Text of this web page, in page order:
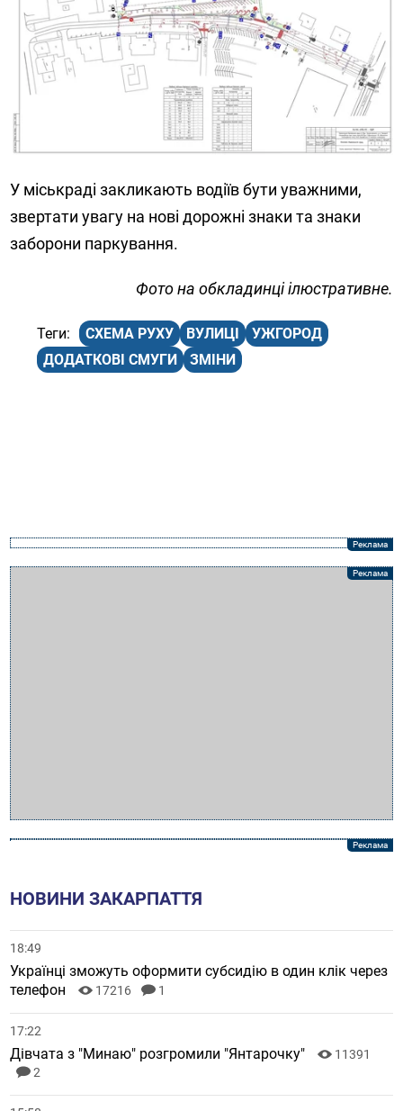
У міськраді закликають водіїв бути уважними,
звертати увагу на нові дорожні знаки та знаки
заборони паркування.
Фото на обкладинці ілюстративне.
СХЕМА РУХУ ВУЛИЦІ
УЖГОРОД
ДОДАТКОВІ СМУГИ
ЗМІНИ
НОВИНИ ЗАКАРПАТТЯ
18:49
Українці зможуть оформити субсидію в один клік через
телефон
17216 1
17:22
Дівчата з "Минаю" розгромили "Янтарочку"
11391
2